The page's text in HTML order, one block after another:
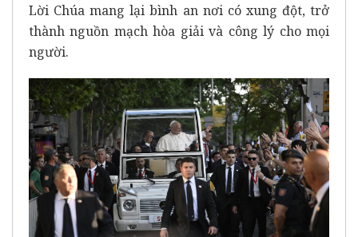
Lời Chúa mang lại bình an nơi có xung đột, trở
thành nguồn mạch hòa giải và công lý cho mọi
người.